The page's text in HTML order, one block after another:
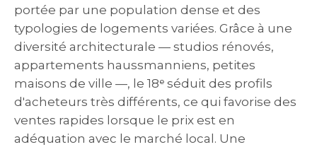
portée par une population dense et des
typologies de logements variées. Grâce à une
diversité architecturale — studios rénovés,
appartements haussmanniens, petites
maisons de ville —, le 18ᵉ séduit des profils
d'acheteurs très différents, ce qui favorise des
ventes rapides lorsque le prix est en
adéquation avec le marché local. Une